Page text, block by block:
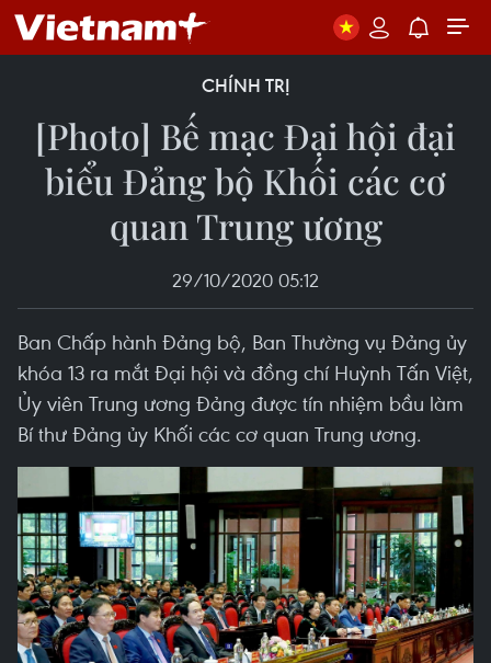
CHÍNH TRỊ
[Photo] Bế mạc Đại hội đại
biểu Đảng bộ Khối các cơ
quan Trung ương
29/10/2020 05:12
Ban Chấp hành Đảng bộ, Ban Thường vụ Đảng ủy
khóa 13 ra mắt Đại hội và đồng chí Huỳnh Tấn Việt,
Ủy viên Trung ương Đảng được tín nhiệm bầu làm
Bí thư Đảng ủy Khối các cơ quan Trung ương.